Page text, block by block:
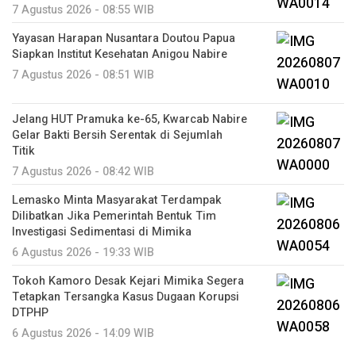
7 Agustus 2026 - 08:55 WIB
Yayasan Harapan Nusantara Doutou Papua
Siapkan Institut Kesehatan Anigou Nabire
7 Agustus 2026 - 08:51 WIB
Jelang HUT Pramuka ke-65, Kwarcab Nabire
Gelar Bakti Bersih Serentak di Sejumlah
Titik
7 Agustus 2026 - 08:42 WIB
Lemasko Minta Masyarakat Terdampak
Dilibatkan Jika Pemerintah Bentuk Tim
Investigasi Sedimentasi di Mimika
6 Agustus 2026 - 19:33 WIB
Tokoh Kamoro Desak Kejari Mimika Segera
Tetapkan Tersangka Kasus Dugaan Korupsi
DTPHP
6 Agustus 2026 - 14:09 WIB